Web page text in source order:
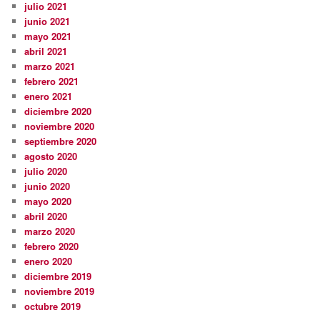
julio 2021
junio 2021
mayo 2021
abril 2021
marzo 2021
febrero 2021
enero 2021
diciembre 2020
noviembre 2020
septiembre 2020
agosto 2020
julio 2020
junio 2020
mayo 2020
abril 2020
marzo 2020
febrero 2020
enero 2020
diciembre 2019
noviembre 2019
octubre 2019